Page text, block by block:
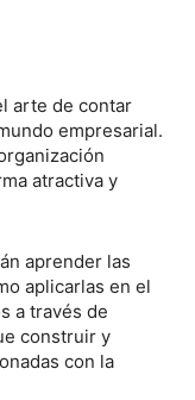
arte de contar
empresarial.
atractiva y
aprender las
aplicarlas en el
a través de
construir y
con la